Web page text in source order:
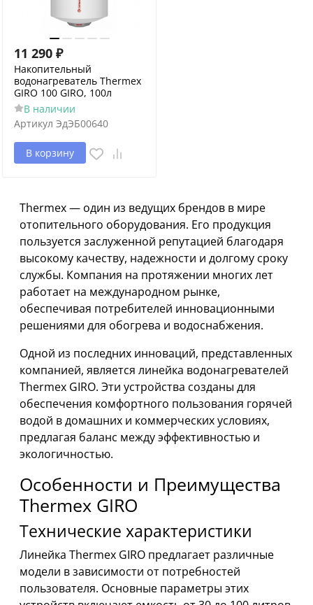
11 290 ₽
Накопительный
водонагреватель Thermex
GIRO 100 GIRO, 100л
В наличии
Артикул ЭдЭБ00640
В корзину
Thermex — один из ведущих брендов в мире
отопительного оборудования. Его продукция
пользуется заслуженной репутацией благодаря
высокому качеству, надежности и долгому сроку
службы. Компания на протяжении многих лет
работает на международном рынке,
обеспечивая потребителей инновационными
решениями для обогрева и водоснабжения.
Одной из последних инноваций, представленных
компанией, является линейка водонагревателей
Thermex GIRO. Эти устройства созданы для
обеспечения комфортного пользования горячей
водой в домашних и коммерческих условиях,
предлагая баланс между эффективностью и
экологичностью.
Особенности и Преимущества
Thermex GIRO
Технические характеристики
Линейка Thermex GIRO предлагает различные
модели в зависимости от потребностей
пользователя. Основные параметры этих